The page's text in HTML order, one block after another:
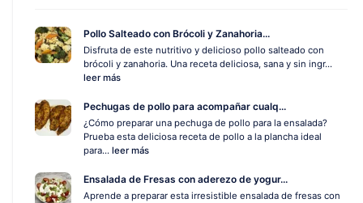
Pollo Salteado con Brócoli y Zanahoria...
Disfruta de este nutritivo y delicioso pollo salteado con
brócoli y zanahoria. Una receta deliciosa, sana y sin ingr...
leer más
Pechugas de pollo para acompañar cualq...
¿Cómo preparar una pechuga de pollo para la ensalada?
Prueba esta deliciosa receta de pollo a la plancha ideal
para... leer más
Ensalada de Fresas con aderezo de yogur...
Aprende a preparar esta irresistible ensalada de fresas con